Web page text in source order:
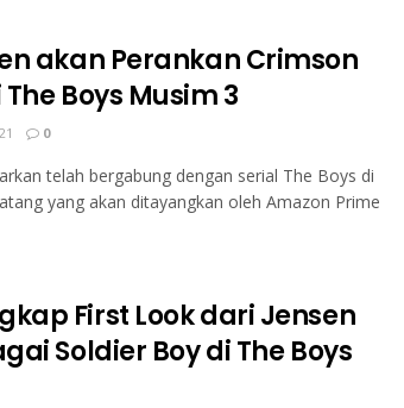
akan Perankan Crimson
Boys Musim 3
0
telah bergabung dengan serial The Boys di
yang akan ditayangkan oleh Amazon Prime
First Look dari Jensen
Soldier Boy di The Boys